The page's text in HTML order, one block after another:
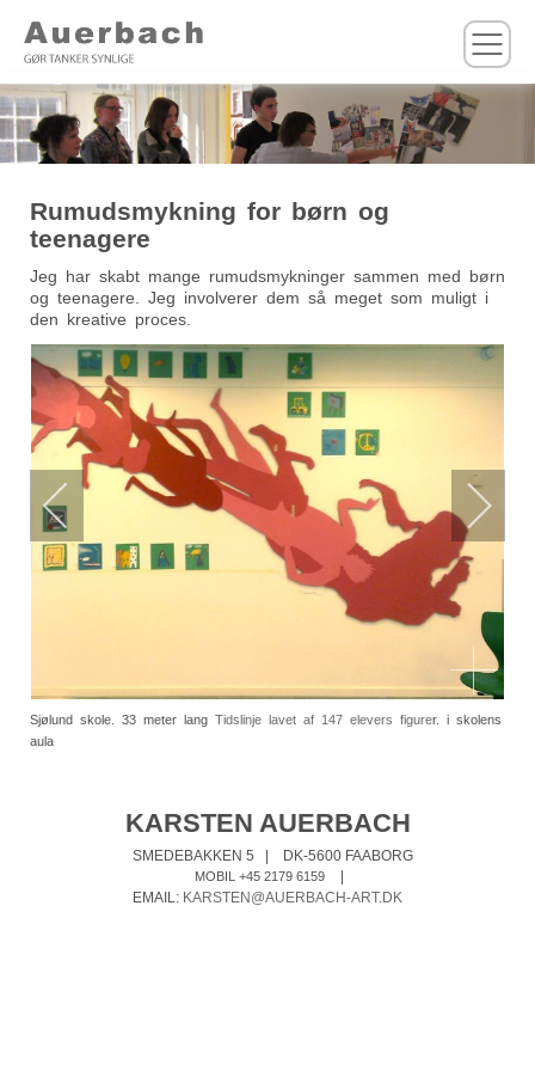
Rumudsmykning for børn og
teenagere
Jeg har skabt mange rumudsmykninger sammen med børn
og teenagere. Jeg involverer dem så meget som muligt i
den kreative proces.
Sjølund skole. 33 meter lang Tidslinje lavet af 147 elevers figurer. i skolens
aula
KARSTEN AUERBACH
SMEDEBAKKEN 5 DK-5600 FAABORG
MOBIL +45 2179 6159
EMAIL: KARSTEN@AUERBACH-ART.DK